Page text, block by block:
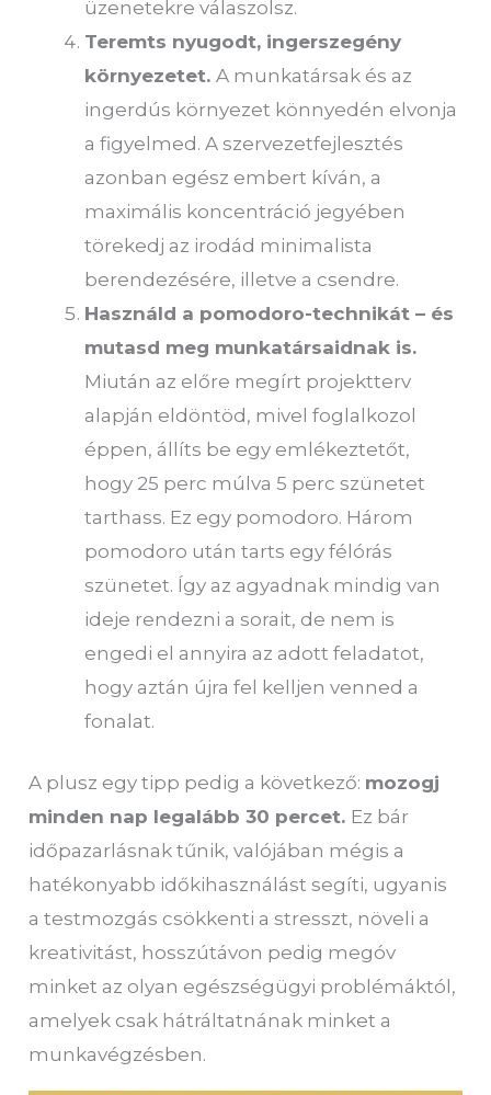
üzenetekre válaszolsz.
Teremts nyugodt, ingerszegény
környezetet.A munkatársak és az
ingerdús környezet könnyedén elvonja
a figyelmed. A szervezetfejlesztés
azonban egész embert kíván, a
maximális koncentráció jegyében
törekedj az irodád minimalista
berendezésére, illetve a csendre.
Használd a pomodoro-technikát – és
mutasd meg munkatársaidnak is.
Miután az előre megírt projektterv
alapján eldöntöd, mivel foglalkozol
éppen, állíts be egy emlékeztetőt,
hogy 25 perc múlva 5 perc szünetet
tarthass. Ez egy pomodoro. Három
pomodoro után tarts egy félórás
szünetet. Így az agyadnak mindig van
ideje rendezni a sorait, de nem is
engedi el annyira az adott feladatot,
hogy aztán újra fel kelljen venned a
fonalat.
A plusz egy tipp pedig a következő: mozogj
minden nap legalább 30 percet. Ez bár
időpazarlásnak tűnik, valójában mégis a
hatékonyabb időkihasználást segíti, ugyanis
a testmozgás csökkenti a stresszt, növeli a
kreativitást, hosszútávon pedig megóv
minket az olyan egészségügyi problémáktól,
amelyek csak hátráltatnának minket a
munkavégzésben.